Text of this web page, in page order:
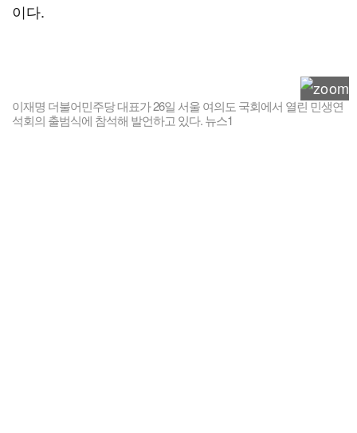
이다.
이재명 더불어민주당 대표가 26일 서울 여의도 국회에서 열린 민생연
석회의 출범식에 참석해 발언하고 있다. 뉴스1